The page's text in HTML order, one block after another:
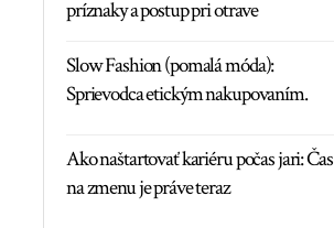
príznaky a postup pri otrave
Slow Fashion (pomalá móda):
Sprievodca etickým nakupovaním.
Ako naštartovať kariéru počas jari: Čas
na zmenu je práve teraz